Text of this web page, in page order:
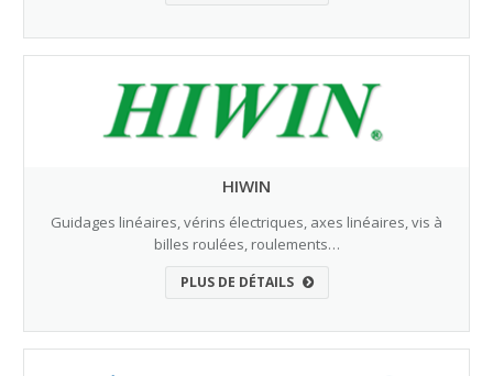
HIWIN
Guidages linéaires, vérins électriques, axes linéaires, vis à
billes roulées, roulements…
PLUS DE DÉTAILS